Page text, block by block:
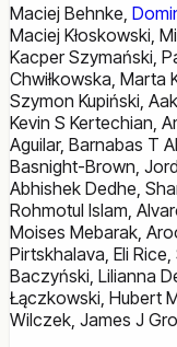
Maciej Behnke
Maciej Kłoskowski
Kacper Szymański
Chwiłkowska Marta
Szymon Kupiński
Kevin S Kertechian
Aguilar, Barnabas T
Basnight-Brown
Abhishek Dedhe
Rohmotul Islam
Moises Mebarak
Pirtskhalava Eli Rice
Baczyński Lilianna
Łączkowski Hubert
Wilczek James J